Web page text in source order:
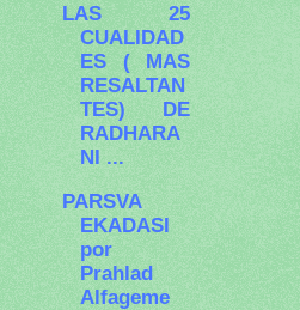
LAS 25
CUALIDAD
ES ( MAS
RESALTAN
TES) DE
RADHARA
NI ...
PARSVA
EKADASI
por
Prahlad
Alfageme